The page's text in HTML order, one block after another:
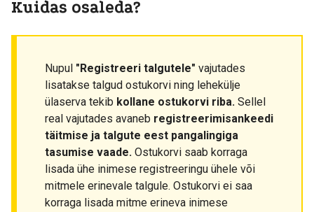
Kuidas osaleda?
Nupul "Registreeri talgutele" vajutades
lisatakse talgud ostukorvi ning lehekülje
ülaserva tekib kollane ostukorvi riba. Sellel
real vajutades avaneb registreerimisankeedi
täitmise ja talgute eest pangalingiga
tasumise vaade. Ostukorvi saab korraga
lisada ühe inimese registreeringu ühele või
mitmele erinevale talgule. Ostukorvi ei saa
korraga lisada mitme erineva inimese